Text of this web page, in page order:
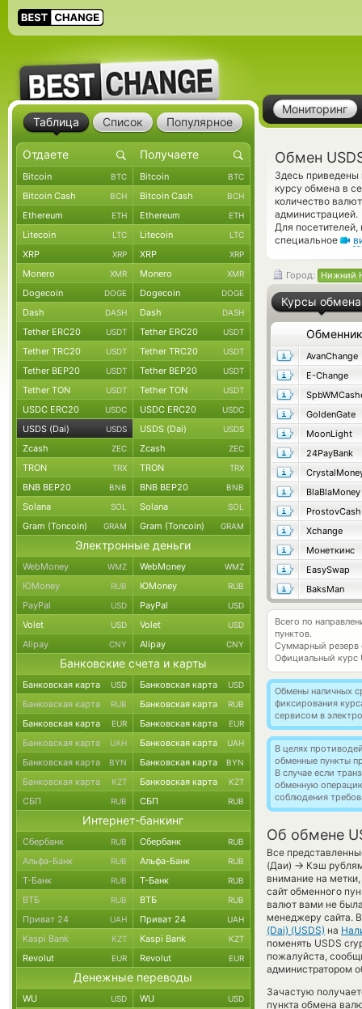
Мониторинг
Обмен
Здесь приведены
курсу обмена в
количество
администрацией.
Для
специальное
Город: Нижний
Курсы обмена
Обменник
AvanChange
E-Change
GoldenGate
MoonLight
24PayBank
BlaBlaMoney
ProstovCash
Xchange
Монеткинс
EasySwap
BaksMan
Всего по
пунктов.
Суммарный резерв
Официальный курс
Обмены наличных
фиксирования
сервисом в
В целях
обменные пункты
В случае если
обменную
соблюдения
Об обмене
Все
(Даи) → Кэш
внимание на
сайт обменного
валют вами не
менеджеру сайта.
(Dai) (USDS) на
поменять USDS
пожалуйста,
администратором
Зачастую
пункта обмена
Таблица Список Популярное
Bitcoin BTC Bitcoin BTC
Bitcoin Cash BCH Bitcoin Cash BCH
Ethereum ETH Ethereum ETH
Litecoin LTC Litecoin LTC
XRP XRP XRP XRP
Monero XMR Monero XMR
Dogecoin DOGE Dogecoin DOGE
Dash DASH Dash DASH
Tether ERC20 USDT Tether ERC20 USDT
Tether TRC20 USDT Tether TRC20 USDT
Tether BEP20 USDT Tether BEP20 USDT
Tether TON USDT Tether TON USDT
USDC ERC20 USDC USDC ERC20 USDC
USDS (Dai) USDS USDS (Dai) USDS
Zcash ZEC Zcash ZEC
TRON TRX TRON TRX
BNB BEP20 BNB BNB BEP20 BNB
Solana SOL Solana SOL
Gram (Toncoin) GRAM Gram (Toncoin) GRAM
Электронные деньги
WebMoney WMZ WebMoney WMZ
ЮMoney RUB ЮMoney RUB
PayPal USD PayPal USD
Volet USD Volet USD
Alipay CNY Alipay CNY
Банковские счета и карты
Банковская карта USD Банковская карта USD
Банковская карта RUB Банковская карта RUB
Банковская карта EUR Банковская карта EUR
Банковская карта UAH Банковская карта UAH
Банковская карта BYN Банковская карта BYN
Банковская карта KZT Банковская карта KZT
СБП RUB СБП RUB
Интернет-банкинг
Сбербанк RUB Сбербанк RUB
Альфа-Банк RUB Альфа-Банк RUB
Т-Банк RUB Т-Банк RUB
ВТБ RUB ВТБ RUB
Приват 24 UAH Приват 24 UAH
Kaspi Bank KZT Kaspi Bank KZT
Revolut EUR Revolut EUR
Денежные переводы
WU USD WU USD